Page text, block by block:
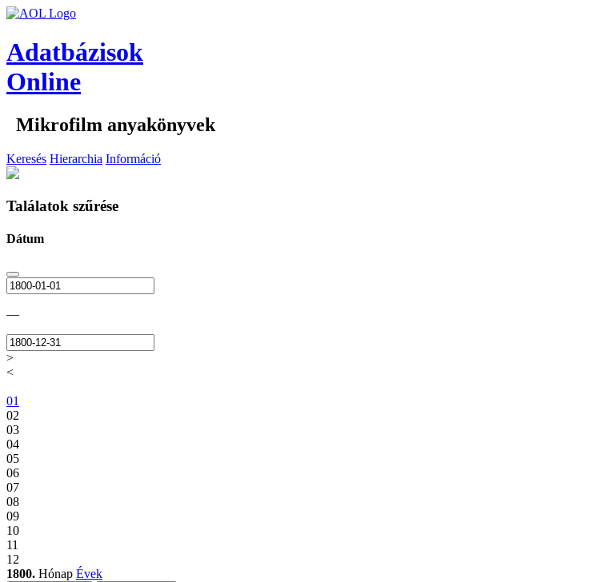
Adatbázisok
Online
Mikrofilm anyakönyvek
Keresés Hierarchia Információ
Találatok szűrése
Dátum
—
>
<
01
02
03
04
05
06
07
08
09
10
11
12
1800. Hónap Évek